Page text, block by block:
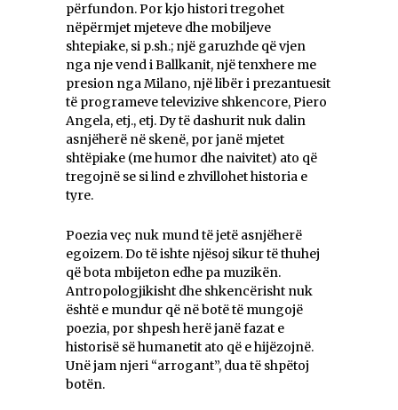
përfundon. Por kjo histori tregohet
nëpërmjet mjeteve dhe mobiljeve
shtepiake, si p.sh.; një garuzhde që vjen
nga nje vend i Ballkanit, një tenxhere me
presion nga Milano, një libër i prezantuesit
të programeve televizive shkencore, Piero
Angela, etj., etj. Dy të dashurit nuk dalin
asnjëherë në skenë, por janë mjetet
shtëpiake (me humor dhe naivitet) ato që
tregojnë se si lind e zhvillohet historia e
tyre.
Poezia veç nuk mund të jetë asnjëherë
egoizem. Do të ishte njësoj sikur të thuhej
që bota mbijeton edhe pa muzikën.
Antropologjikisht dhe shkencërisht nuk
është e mundur që në botë të mungojë
poezia, por shpesh herë janë fazat e
historisë së humanetit ato që e hijëzojnë.
Unë jam njeri “arrogant”, dua të shpëtoj
botën.